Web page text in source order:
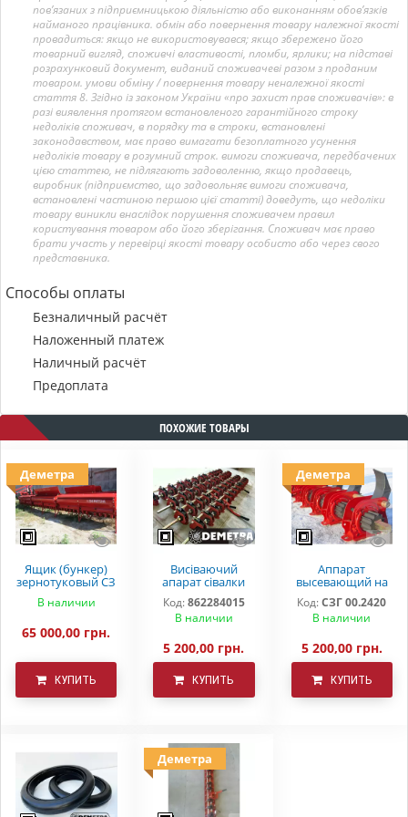
пов’язаних з підприємницькою діяльністю або виконанням обов’язків
найманого працівника. обмін або повернення товару належної якості
провадиться: якщо не використовувався; якщо збережено його
товарний вигляд, споживчі властивості, пломби, ярлики; на підставі
розрахунковий документ, виданий споживачеві разом з проданим
товаром. умови обміну / повернення товару неналежної якості
стаття 8. Згідно із законом України «про захист прав споживачів»: в
разі виявлення протягом встановленого гарантійного строку
недоліків споживач, в порядку та в строки, встановлені
законодавством, має право вимагати безоплатного усунення
недоліків товару в розумний строк. вимоги споживача, передбачених
цією статтею, не підлягають задоволенню, якщо продавець,
виробник (підприємство, що задовольняє вимоги споживача,
встановлені частиною першою цієї статті) доведуть, що недоліки
товару виникли внаслідок порушення споживачем правил
користування товаром або його зберігання. Споживач має право
брати участь у перевірці якості товару особисто або через свого
представника.
Способы оплаты
Безналичный расчёт
Наложенный платеж
Наличный расчёт
Предоплата
ПОХОЖИЕ ТОВАРЫ
Деметра
Ящик (бункер)
зернотуковый СЗ
5,4 .Ремонтний
бак на сівалку
В наличии
65 000,00 грн.
КУПИТЬ
Висіваючий
апарат сівалки
зернової СЗ
3,6(5,4)
Код:862284015
В наличии
5 200,00 грн.
КУПИТЬ
Деметра
Аппарат
высевающий на
СЗ 3,6 СЗ 5,4 СЗП
СЗТ
Код:СЗГ 00.2420
В наличии
5 200,00 грн.
КУПИТЬ
Деметра